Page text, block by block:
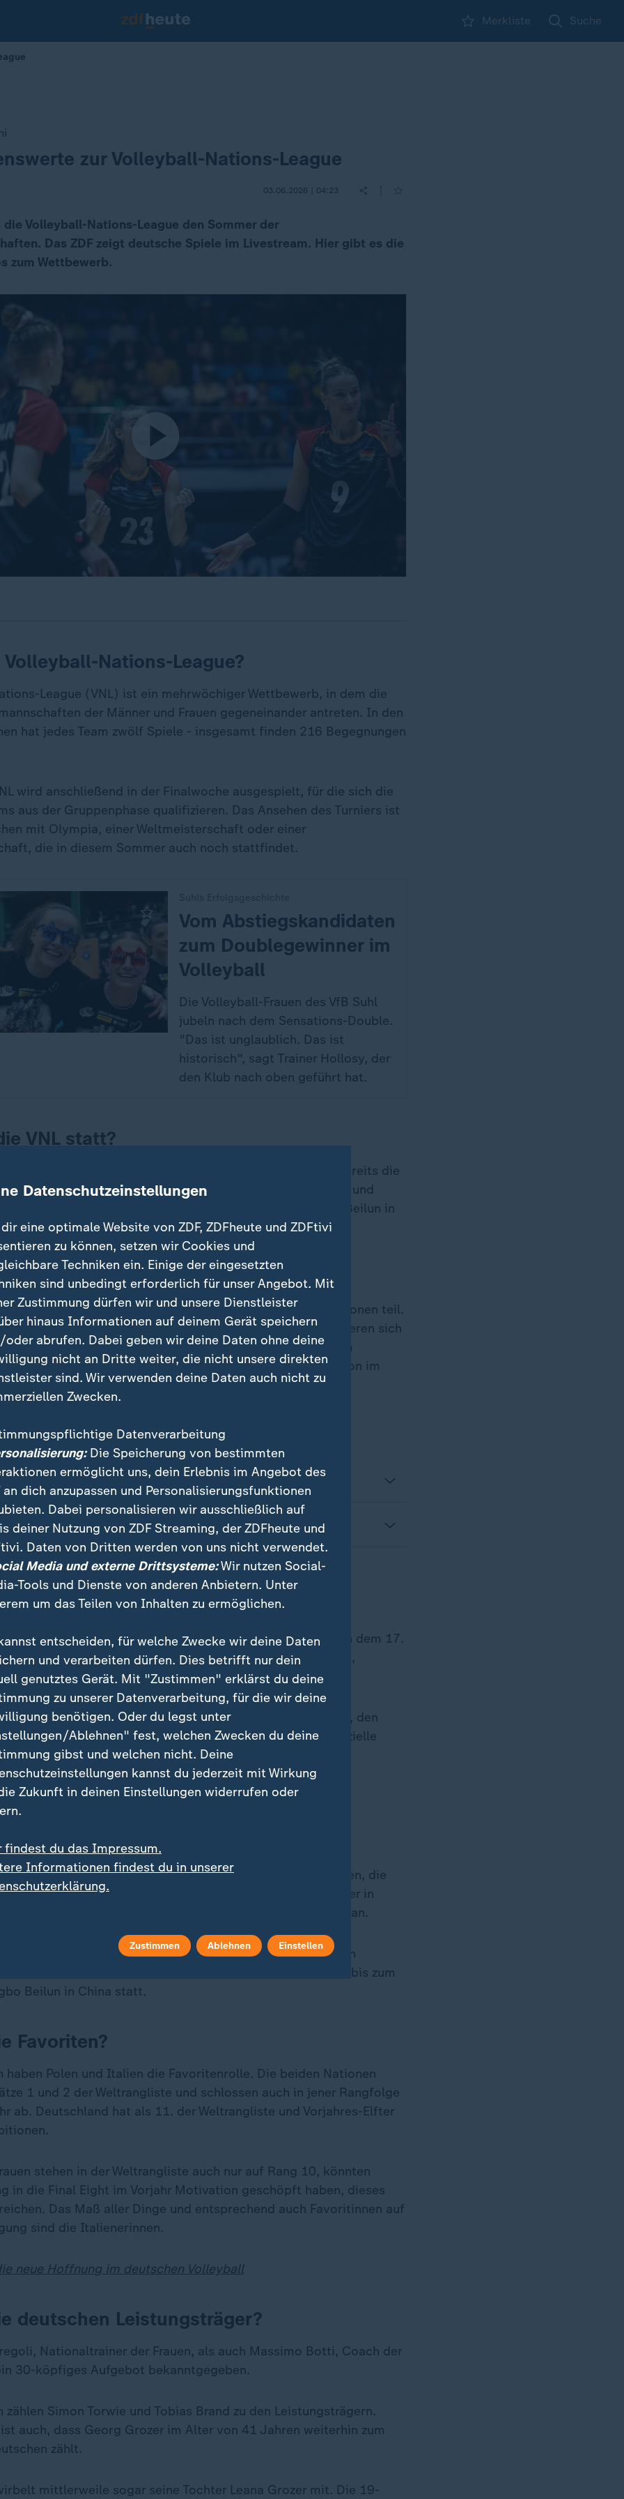
Merkliste Suche
zur Volleyball-Nations-League
03.06.2026 | 04:23
Volleyball-Nations-League den Sommer der
Das ZDF zeigt deutsche Spiele im Livestream. Hier gibt es die
zum Wettbewerb.
Nations-League?
League (VNL) ist ein mehrwöchiger Wettbewerb, in dem die
der Männer und Frauen gegeneinander antreten. In den
hat jedes Team zwölf Spiele - insgesamt finden 216 Begegnungen
wird anschließend in der Finalwoche ausgespielt, für die sich die
aus der Gruppenphase qualifizieren. Das Ansehen des Turniers ist
mit Olympia, einer Weltmeisterschaft oder einer
die in diesem Sommer auch noch stattfindet.
:
Vom Abstiegskandidaten
zum Doublegewinner im
Volleyball
Die Volleyball-Frauen des VfB Suhl
jubeln nach dem Sensations-Double.
"Das ist unglaublich. Das ist
historisch", sagt Trainer Hollosy, der
den Klub nach oben geführt hat.
VNL statt?
mehrere Standorte auf dem gesamten Globus verteilt. Bereits die
in neun verschiedenen Nationen in Asien, Europa, Nord- und
Die Finalrunde findet bei den Männern in Ningbo Beilun in
in Macau statt.
treten an?
sowohl bei den Frauen als auch bei den Männern 18 Nationen teil.
variiert bei den Geschlechtern. Die 18 Nationen qualifizieren sich
Der Letztplatzierte der Gruppenphase steigt aus dem
Folgeauflage aus und wird durch die nächsthöchste Nation im
bei den VNL
Deutschland?
bereits am 4. Juni und duellieren sich bis zum 7. Juni im
mit Kanada, der Ukraine, Japan und den USA. Zwischen dem 17.
warten in der türkischen Hauptstadt Ankara China, Belgien,
Türkei.
findet in Belgrad statt, wo Duelle mit Tschechien, den
und Bulgarien auf dem Programm stehen. Eine potenzielle
zwischen dem 22. und dem 26. Juli in der chinesischen
Macau statt.
für den Fußball eine Option?
eine Woche später am 11. Juni. Der erste Gegner in der
Ottawa heißt ebenfalls Kanada, danach folgen Italien, die
Zwischen dem 24. und dem 28. Juni schlagen die Männer in
in Gliwice gegen Argentinien, Belgien, Polen und China an.
19. Juli spielen die Männer ebenfalls in Belgrad, dort warten
und die Ukraine. Das Final Eight fände vom 29. Juli bis zum
Beilun in China statt.
Favoriten?
haben Polen und Italien die Favoritenrolle. Die beiden Nationen
1 und 2 der Weltrangliste und schlossen auch in jener Rangfolge
ab. Deutschland hat als 11. der Weltrangliste und Vorjahres-Elfter
stehen in der Weltrangliste auch nur auf Rang 10, könnten
in die Final Eight im Vorjahr Motivation geschöpft haben, dieses
Das Maß aller Dinge und entsprechend auch Favoritinnen auf
sind die Italienerinnen.
neue Hoffnung im deutschen Volleyball
deutschen Leistungsträger?
Nationaltrainer der Frauen, als auch Massimo Botti, Coach der
30-köpfiges Aufgebot bekanntgegeben.
zählen Simon Torwie und Tobias Brand zu den Leistungsträgern.
auch, dass Georg Grozer im Alter von 41 Jahren weiterhin zum
zählt.
mittlerweile sogar seine Tochter Leana Grozer mit. Die 19-
Datenschutzeinstellungen
eine optimale Website von ZDF, ZDFheute und ZDFtivi
zu können, setzen wir Cookies und
Techniken ein. Einige der eingesetzten
sind unbedingt erforderlich für unser Angebot. Mit
Zustimmung dürfen wir und unsere Dienstleister
hinaus Informationen auf deinem Gerät speichern
oder abrufen. Dabei geben wir deine Daten ohne deine
nicht an Dritte weiter, die nicht unsere direkten
sind. Wir verwenden deine Daten auch nicht zu
Zwecken.
Datenverarbeitung
Die Speicherung von bestimmten
ermöglicht uns, dein Erlebnis im Angebot des
an dich anzupassen und Personalisierungsfunktionen
Dabei personalisieren wir ausschließlich auf
deiner Nutzung von ZDF Streaming, der ZDFheute und
Daten von Dritten werden von uns nicht verwendet.
Media und externe Drittsysteme:Wir nutzen Social-
Tools und Dienste von anderen Anbietern. Unter
um das Teilen von Inhalten zu ermöglichen.
entscheiden, für welche Zwecke wir deine Daten
und verarbeiten dürfen. Dies betrifft nur dein
genutztes Gerät. Mit "Zustimmen" erklärst du deine
zu unserer Datenverarbeitung, für die wir deine
benötigen. Oder du legst unter
Ablehnen" fest, welchen Zwecken du deine
gibst und welchen nicht. Deine
kannst du jederzeit mit Wirkung
Zukunft in deinen Einstellungen widerrufen oder
findest du das Impressum.
Informationen findest du in unserer
Zustimmen Ablehnen Einstellen